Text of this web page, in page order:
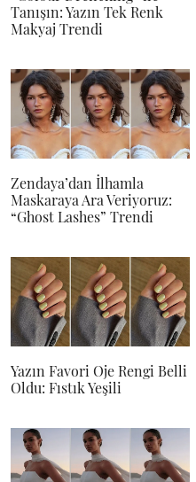
Tanışın: Yazın Tek Renk
Makyaj Trendi
Zendaya’dan İlhamla
Maskaraya Ara Veriyoruz:
“Ghost Lashes” Trendi
Yazın Favori Oje Rengi Belli
Oldu: Fıstık Yeşili